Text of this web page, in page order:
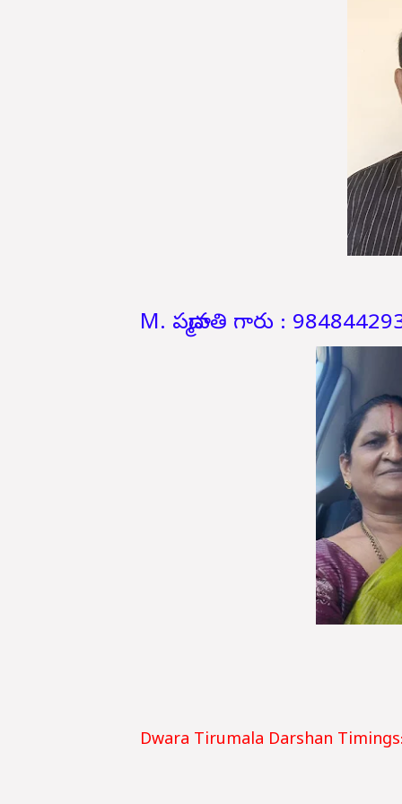
M. పద్మావతి గారు :
Dwara Tirumala Darshan